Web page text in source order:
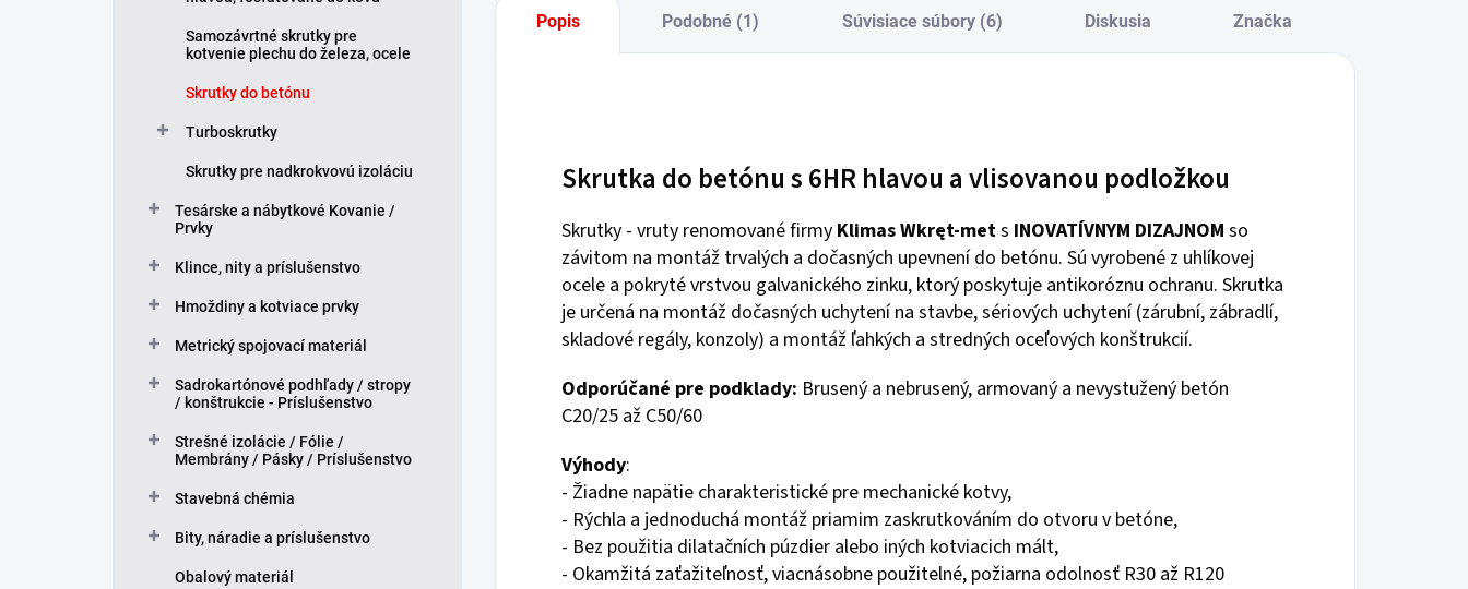
Samozávrtné skrutky pre
kotvenie plechu do železa, ocele
Skrutky do betónu
Turboskrutky
Skrutky pre nadkrokvovú izoláciu
Tesárske a nábytkové Kovanie /
Prvky
Klince, nity a príslušenstvo
Hmoždiny a kotviace prvky
Metrický spojovací materiál
Sadrokartónové podhľady / stropy
/ konštrukcie - Príslušenstvo
Strešné izolácie / Fólie /
Membrány / Pásky / Príslušenstvo
Stavebná chémia
Bity, náradie a príslušenstvo
Obalový materiál
Popis Podobné (1) Súvisiace súbory (6) Diskusia Značka
Skrutka do betónu s 6HR hlavou a vlisovanou podložkou
Skrutky - vruty renomované firmy Klimas Wkręt-mets INOVATÍVNYM DIZAJNOM so
závitom na montáž trvalých a dočasných upevnení do betónu. Sú vyrobené z uhlíkovej
ocele a pokryté vrstvou galvanického zinku, ktorý poskytuje antikoróznu ochranu. Skrutka
je určená na montáž dočasných uchytení na stavbe, sériových uchytení (zárubní, zábradlí,
skladové regály, konzoly) a montáž ľahkých a stredných oceľových konštrukcií.
Odporúčané pre podklady: Brusený a nebrusený, armovaný a nevystužený betón
C20/25 až C50/60
Výhody:
- Žiadne napätie charakteristické pre mechanické kotvy,
- Rýchla a jednoduchá montáž priamim zaskrutkováním do otvoru v betóne,
- Bez použitia dilatačních púzdier alebo iných kotviacich mált,
- Okamžitá zaťažiteľnosť, viacnásobne použitelné, požiarna odolnosť R30 až R120